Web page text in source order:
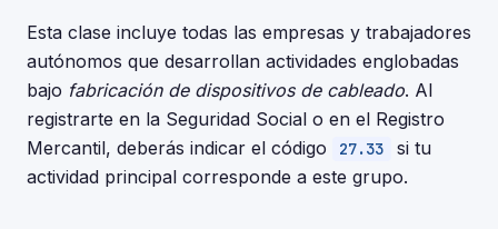
Esta clase incluye todas las empresas y trabajadores
autónomos que desarrollan actividades englobadas
bajo fabricación de dispositivos de cableado. Al
registrarte en la Seguridad Social o en el Registro
Mercantil, deberás indicar el código
27.33
si tu
actividad principal corresponde a este grupo.